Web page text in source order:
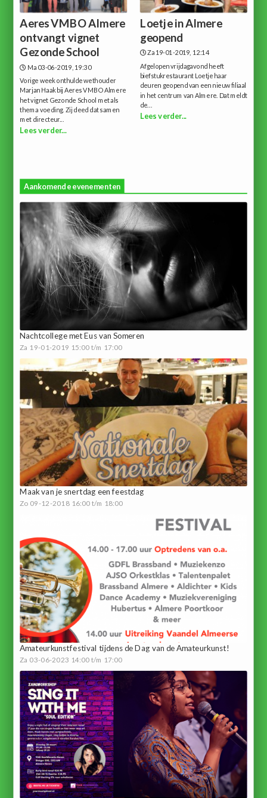
Aeres VMBO Almere
ontvangt vignet
Gezonde School
Ma 03-06-2019, 19:30
Vorige week onthulde wethouder
Marjan Haak bij Aeres VMBO Almere
het vignet Gezonde School met als
thema voeding. Zij deed dat samen
met directeur...
Lees verder...
Loetje in Almere
geopend
Za 19-01-2019, 12:14
Afgelopen vrijdagavond heeft
biefstukrestaurant Loetje haar
deuren geopend van een nieuw filiaal
in het centrum van Almere. Dat meldt
de...
Lees verder...
Aankomende evenementen
Nachtcollege met Eus van Someren
Za 19-01-2019 15:00 t/m 17:00
Maak van je snertdag een feestdag
Zo 09-12-2018 16:00 t/m 18:00
Amateurkunstfestival tijdens de Dag van de Amateurkunst!
Za 03-06-2023 14:00 t/m 17:00